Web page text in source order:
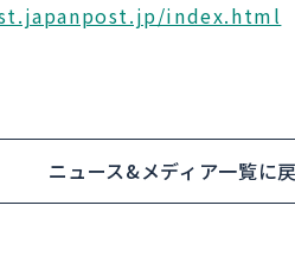
index.html
ニュース&メディア一覧に